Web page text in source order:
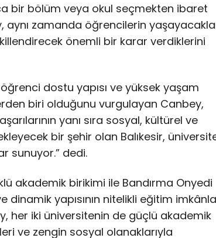
bir bölüm veya okul seçmekten ibaret
aynı zamanda öğrencilerin
önemli bir karar verdiklerini
öğrenci dostu yapısı ve yüksek yaşam
biri olduğunu vurgulayan Canbey,
yanı sıra sosyal, kültürel ve
bir şehir olan Balıkesir,
sunuyor.” dedi.
akademik birikimi ile Bandırma Onyedi
dinamik yapısının nitelikli eğitim
her iki üniversitenin de güçlü akademik
ve zengin sosyal olanaklarıyla